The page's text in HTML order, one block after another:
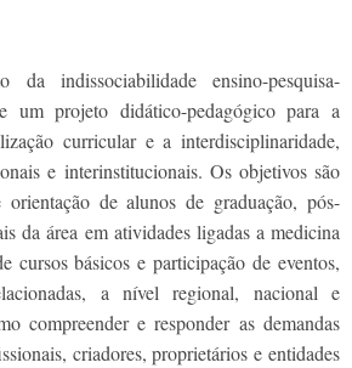
da indissociabilidade ensino-pesquisa-
um projeto didático-pedagógico para a
curricular e a interdisciplinaridade,
e interinstitucionais. Os objetivos são
orientação de alunos de graduação, pós-
da área em atividades ligadas a medicina
cursos básicos e participação de eventos,
a nível regional, nacional e
compreender e responder as demandas
criadores, proprietários e entidades